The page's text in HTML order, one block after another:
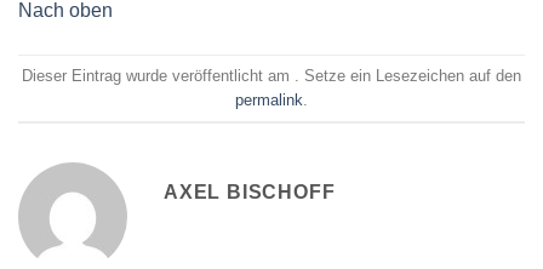
Nach oben
Dieser Eintrag wurde veröffentlicht am . Setze ein Lesezeichen auf den
permalink
AXEL BISCHOFF